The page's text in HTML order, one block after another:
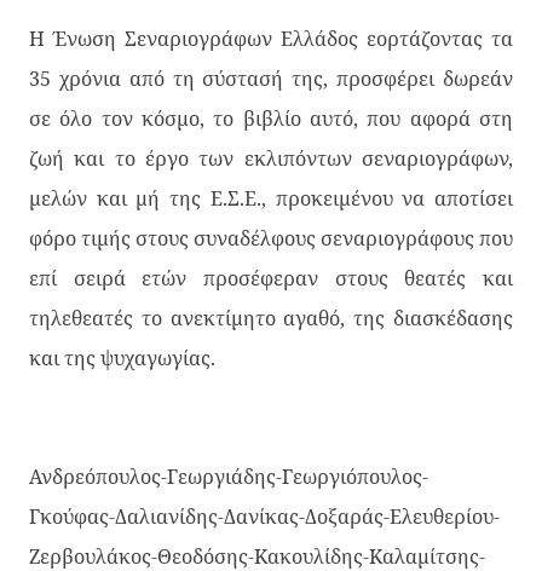
Η Ένωση Σεναριογράφων Ελλάδος εορτάζοντας τα
35 χρόνια από τη σύστασή της, προσφέρει δωρεάν
σε όλο τον κόσμο, το βιβλίο αυτό, που αφορά στη
ζωή και το έργο των εκλιπόντων σεναριογράφων,
μελών και μή της Ε.Σ.Ε., προκειμένου να αποτίσει
φόρο τιμής στους συναδέλφους σεναριογράφους που
επί σειρά ετών προσέφεραν στους θεατές και
τηλεθεατές το ανεκτίμητο αγαθό, της διασκέδασης
και της ψυχαγωγίας.
Ανδρεόπουλος-Γεωργιάδης-Γεωργιόπουλος-
Γκούφας-Δαλιανίδης-Δανίκας-Δοξαράς-Ελευθερίου-
Ζερβουλάκος-Θεοδόσης-Κακουλίδης-Καλαμίτσης-